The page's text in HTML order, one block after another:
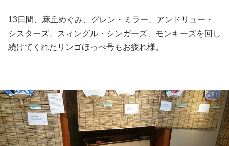
13日間、麻丘めぐみ、グレン・ミラー、アンドリュー・
シスターズ、スィングル・シンガーズ、モンキーズを回し
続けてくれたリンゴほっぺ号もお疲れ様。